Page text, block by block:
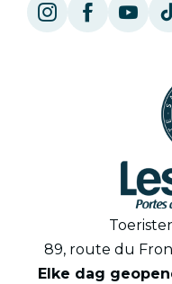
89, route du
Elke dag